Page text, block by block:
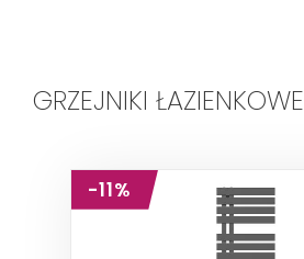
GRZEJNIKI ŁAZIENKOWE
-11%